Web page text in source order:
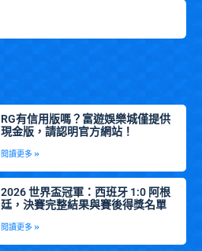
RG有信用版嗎？富遊娛樂城僅提供
現金版，請認明官方網站！
閱讀更多 »
2026 世界盃冠軍：西班牙 1:0 阿根
廷，決賽完整結果與賽後得獎名單
閱讀更多 »